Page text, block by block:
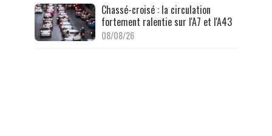
Chassé-croisé : la circulation
fortement ralentie sur l'A7 et l'A43
08/08/26